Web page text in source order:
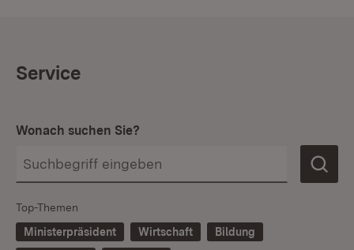
Service
Wonach suchen Sie?
Top-Themen
Ministerpräsident
Wirtschaft
Bildung